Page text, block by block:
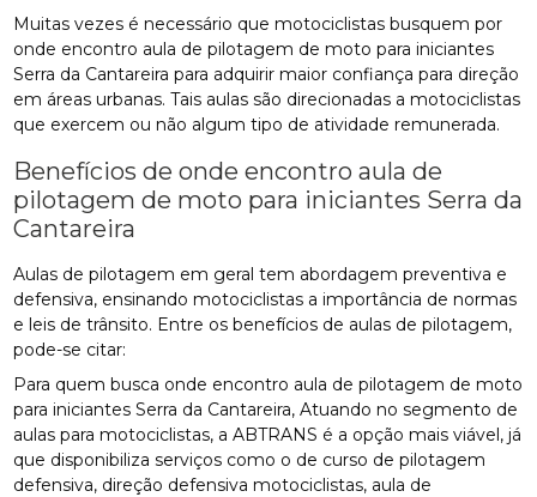
Muitas vezes é necessário que motociclistas busquem por
onde encontro aula de pilotagem de moto para iniciantes
Serra da Cantareira para adquirir maior confiança para direção
em áreas urbanas. Tais aulas são direcionadas a motociclistas
que exercem ou não algum tipo de atividade remunerada.
Benefícios de onde encontro aula de
pilotagem de moto para iniciantes Serra da
Cantareira
Aulas de pilotagem em geral tem abordagem preventiva e
defensiva, ensinando motociclistas a importância de normas
e leis de trânsito. Entre os benefícios de aulas de pilotagem,
pode-se citar:
Para quem busca onde encontro aula de pilotagem de moto
para iniciantes Serra da Cantareira, Atuando no segmento de
aulas para motociclistas, a ABTRANS é a opção mais viável, já
que disponibiliza serviços como o de curso de pilotagem
defensiva, direção defensiva motociclistas, aula de